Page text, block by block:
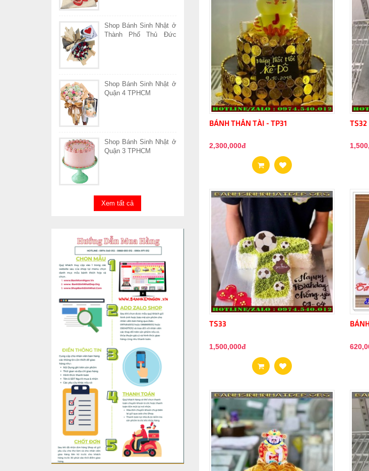
Shop Bánh Sinh Nhật ở
Thành Phố Thủ Đức
Shop Bánh Sinh Nhật ở
Quận 4 TPHCM
Shop Bánh Sinh Nhật ở
Quận 3 TPHCM
Xem tất cả
BÁNH THẦN TÀI - TP31
2,300,000đ
TS32
TS33
1,500,000đ